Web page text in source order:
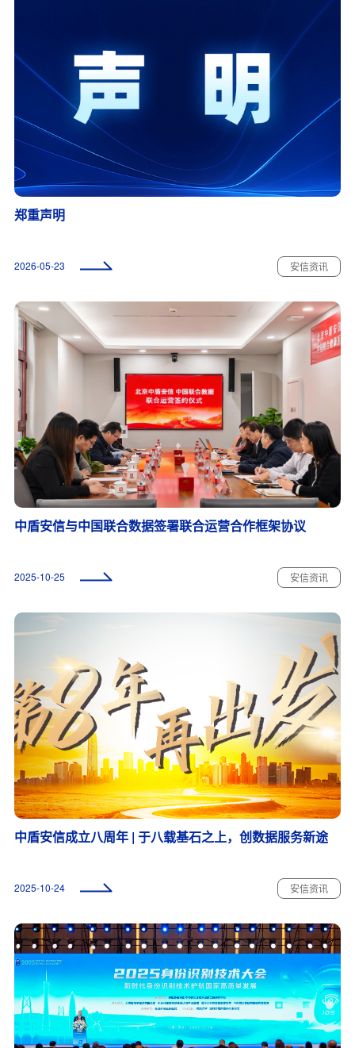
郑重声明
2026-05-23 安信资讯
中盾安信与中国联合数据签署联合运营合作框架协议
2025-10-25 安信资讯
中盾安信成立八周年 | 于八载基石之上，创数据服务新途
2025-10-24 安信资讯